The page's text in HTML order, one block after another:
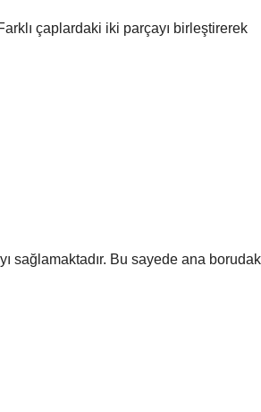
çaplardaki iki parçayı birleştirerek
sağlamaktadır. Bu sayede ana